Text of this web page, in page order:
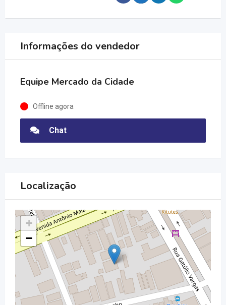
Informações do vendedor
Equipe Mercado da Cidade
Offline agora
Chat
Localização
+
−